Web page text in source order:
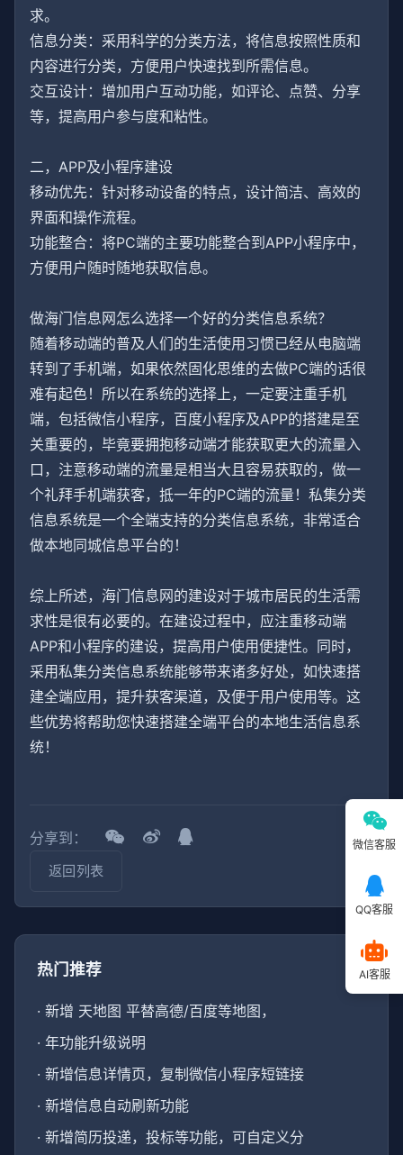
求。
信息分类：采用科学的分类方法，将信息按照性质和
内容进行分类，方便用户快速找到所需信息。
交互设计：增加用户互动功能，如评论、点赞、分享
等，提高用户参与度和粘性。
二，APP及小程序建设
移动优先：针对移动设备的特点，设计简洁、高效的
界面和操作流程。
功能整合：将PC端的主要功能整合到APP小程序中，
方便用户随时随地获取信息。
做海门信息网怎么选择一个好的分类信息系统？
随着移动端的普及人们的生活使用习惯已经从电脑端
转到了手机端，如果依然固化思维的去做PC端的话很
难有起色！所以在系统的选择上，一定要注重手机
端，包括微信小程序，百度小程序及APP的搭建是至
关重要的，毕竟要拥抱移动端才能获取更大的流量入
口，注意移动端的流量是相当大且容易获取的，做一
个礼拜手机端获客，抵一年的PC端的流量！私集分类
信息系统是一个全端支持的分类信息系统，非常适合
做本地同城信息平台的！
综上所述，海门信息网的建设对于城市居民的生活需
求性是很有必要的。在建设过程中，应注重移动端
APP和小程序的建设，提高用户使用便捷性。同时，
采用私集分类信息系统能够带来诸多好处，如快速搭
建全端应用，提升获客渠道，及便于用户使用等。这
些优势将帮助您快速搭建全端平台的本地生活信息系
统！
分享到：
返回列表
热门推荐
· 新增 天地图 平替高德/百度等地图，
· 年功能升级说明
· 新增信息详情页，复制微信小程序短链接
· 新增信息自动刷新功能
· 新增简历投递，投标等功能，可自定义分
微信客服
QQ客服
AI客服